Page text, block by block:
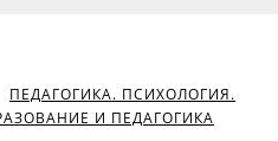
ПЕДАГОГИКА. ПСИХОЛОГИЯ.
И ПЕДАГОГИКА